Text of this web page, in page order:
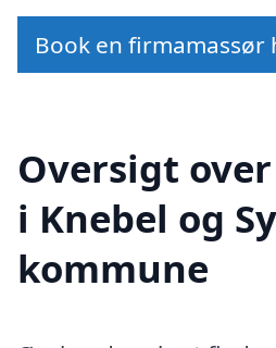
Book en firmamassør
Oversigt
i Knebel og
kommune